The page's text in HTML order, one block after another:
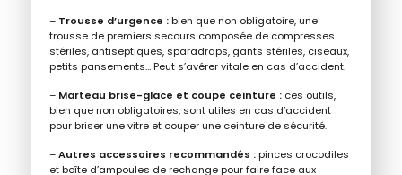
– Trousse d’urgence : bien que non obligatoire, une
trousse de premiers secours composée de compresses
stériles, antiseptiques, sparadraps, gants stériles, ciseaux,
petits pansements… Peut s’avérer vitale en cas d’accident.
– Marteau brise-glace et coupe ceinture : ces outils,
bien que non obligatoires, sont utiles en cas d’accident
pour briser une vitre et couper une ceinture de sécurité.
–Autres accessoires recommandés : pinces crocodiles
et boîte d’ampoules de rechange pour faire face aux